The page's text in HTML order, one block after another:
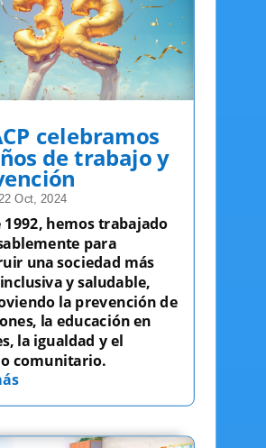
celebramos
de trabajo y
Oct, 2024
1992, hemos trabajado
para
una sociedad más
y saludable,
la prevención de
la educación en
la igualdad y el
comunitario.